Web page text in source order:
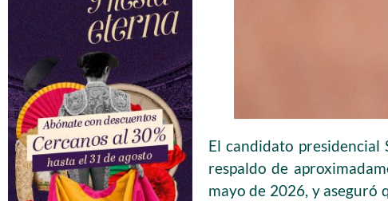
El candidato
respaldo de
mayo de 2026, y aseguró